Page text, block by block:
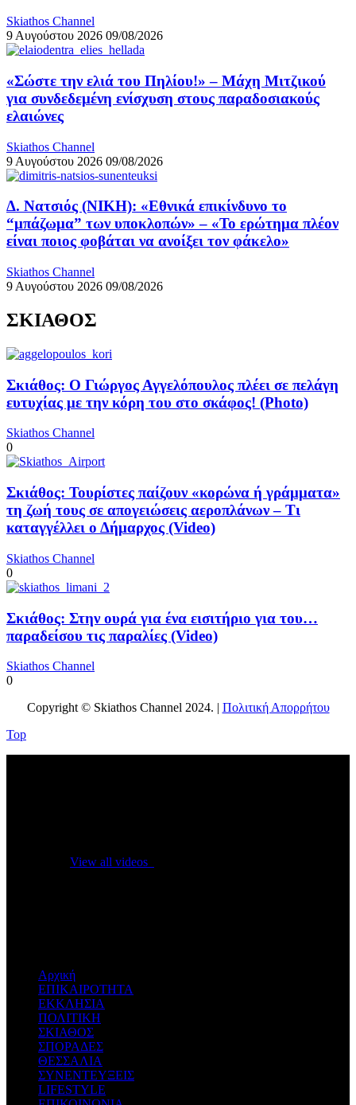
Skiathos Channel
9 Αυγούστου 2026 09/08/2026
«Σώστε την ελιά του Πηλίου!» – Μάχη Μιτζικού
για συνδεδεμένη ενίσχυση στους παραδοσιακούς
ελαιώνες
Skiathos Channel
9 Αυγούστου 2026 09/08/2026
Δ. Νατσιός (ΝΙΚΗ): «Εθνικά επικίνδυνο το
“μπάζωμα” των υποκλοπών» – «Το ερώτημα πλέον
είναι ποιος φοβάται να ανοίξει τον φάκελο»
Skiathos Channel
9 Αυγούστου 2026 09/08/2026
ΣΚΙΑΘΟΣ
Σκιάθος: Ο Γιώργος Αγγελόπουλος πλέει σε πελάγη
ευτυχίας με την κόρη του στο σκάφος! (Photo)
Skiathos Channel
0
Σκιάθος: Τουρίστες παίζουν «κορώνα ή γράμματα»
τη ζωή τους σε απογειώσεις αεροπλάνων – Τι
καταγγέλλει ο Δήμαρχος (Video)
Skiathos Channel
0
Σκιάθος: Στην ουρά για ένα εισιτήριο για του…
παραδείσου τις παραλίες (Video)
Skiathos Channel
0
Copyright © Skiathos Channel 2024. | Πολιτική Απορρήτου
Top
View all videos
Αρχική
ΕΠΙΚΑΙΡΟΤΗΤΑ
ΕΚΚΛΗΣΙΑ
ΠΟΛΙΤΙΚΗ
ΣΚΙΑΘΟΣ
ΣΠΟΡΑΔΕΣ
ΘΕΣΣΑΛΙΑ
ΣΥΝΕΝΤΕΥΞΕΙΣ
LIFESTYLE